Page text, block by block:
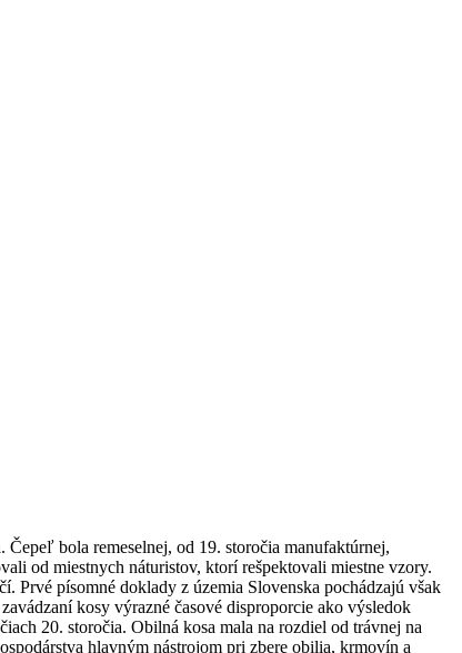
bola remeselnej, od 19. storočia manufaktúrnej,
od miestnych náturistov, ktorí rešpektovali miestne vzory.
Prvé písomné doklady z územia Slovenska pochádzajú však
kosy výrazné časové disproporcie ako výsledok
20. storočia. Obilná kosa mala na rozdiel od trávnej na
hlavným nástrojom pri zbere obilia, krmovín a